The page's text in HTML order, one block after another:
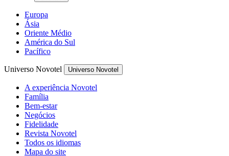
Europa
Ásia
Oriente Médio
América do Sul
Pacífico
Universo Novotel Universo Novotel
A experiência Novotel
Família
Bem-estar
Negócios
Fidelidade
Revista Novotel
Todos os idiomas
Mapa do site